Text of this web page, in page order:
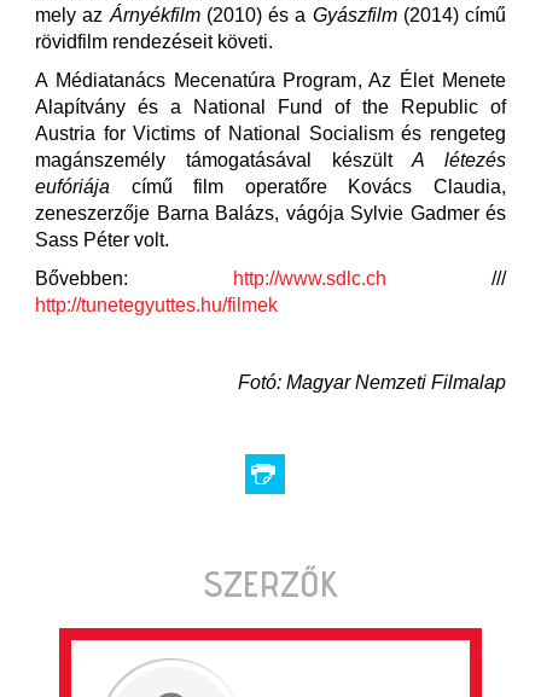
mely az Árnyékfilm(2010) és a Gyászfilm(2014) című
rövidfilm rendezéseit követi.
A Médiatanács Mecenatúra Program, Az Élet Menete
Alapítvány és a National Fund of the Republic of
Austria for Victims of National Socialism és rengeteg
magánszemély támogatásával készültA létezés
eufóriája című film operatőre Kovács Claudia,
zeneszerzője Barna Balázs, vágója Sylvie Gadmer és
Sass Péter volt.
Bővebben:
http://www.sdlc.ch ///
http://tunetegyuttes.hu/filmek
Fotó: Magyar Nemzeti Filmalap
SZERZŐK